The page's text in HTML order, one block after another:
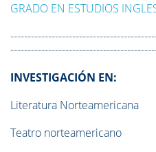
GRADO EN ESTUDIOS
INVESTIGACIÓN EN:
Literatura Norteamericana
Teatro norteamericano